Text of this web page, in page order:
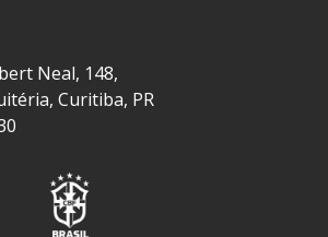
Neal, 148,
Curitiba, PR